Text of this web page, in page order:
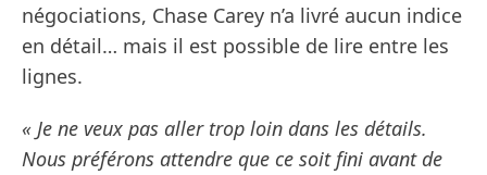
négociations, Chase Carey n’a livré aucun indice
en détail… mais il est possible de lire entre les
lignes.
« Je ne veux pas aller trop loin dans les détails.
Nous préférons attendre que ce soit fini avant de